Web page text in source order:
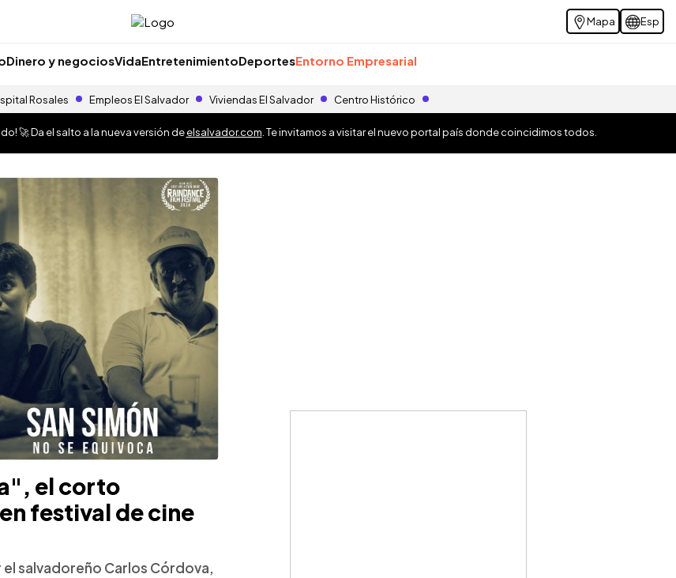
Mapa Esp
Dinero y negociosVidaEntretenimientoDeportesEntorno Empresarial
Rosales Empleos El Salvador Viviendas El Salvador Centro Histórico
🚀 Da el salto a la nueva versión deelsalvador.com . Te invitamos a visitar el nuevo portal país donde coincidimos todos.
el corto
festival de cine
salvadoreño Carlos Córdova,